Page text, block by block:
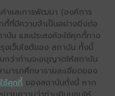
ค้าและการพัฒนา (องค์การ
ที่มีความจำเป็นอย่างยิ่งต่อ
บัน และประสงค์จะใช้คุกกี้ทาง
งเว็บไซต์ของ สถาบัน ทั้งนี้
กว่าท่านจะอนุญาตให้สถาบัน
มารถศึกษารายละเอียดของ
ช้คุกกี้ ของสถาบันทั้งนี้ หาก